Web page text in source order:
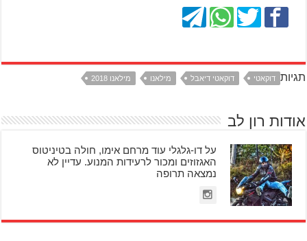
תגיות דוקאטי דוקאטי דיאבל מילאנו מילאנו 2018
אודות רון לב
על דו-גלגלי עוד מרחם אימו, חולה בטיניטוס
האגזוזים ומכור לרעידות המנוע. עדיין לא
נמצאה תרופה